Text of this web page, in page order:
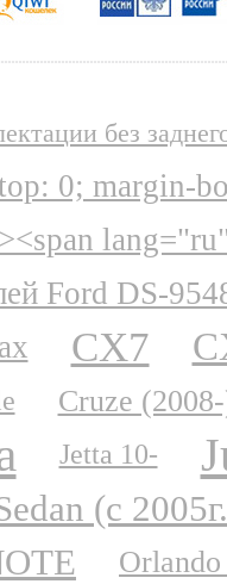
без
0; margin-
Ford DS-
CX7
Cruze
Jetta 10-
(с